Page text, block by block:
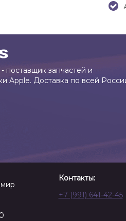
поставщик запчастей и
Apple. Доставка по всей
Контакты:
+7 (991) 641-42-45